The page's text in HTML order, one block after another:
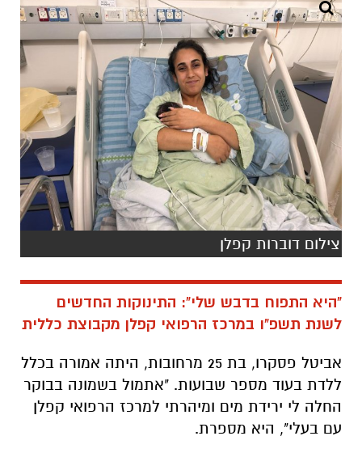
צילום דוברות קפלן
"היא התפוח בדבש שלי": התינוקות החדשים
לשנת תשפ"ו במרכז הרפואי קפלן מקבוצת כללית
אביטל פסקרו, בת 25 מרחובות, היתה אמורה בכלל
ללדת בעוד מספר שבועות. "אתמול בשמונה בבוקר
החלה לי ירידת מים ומיהרתי למרכז הרפואי קפלן
עם בעלי", היא מספרת.